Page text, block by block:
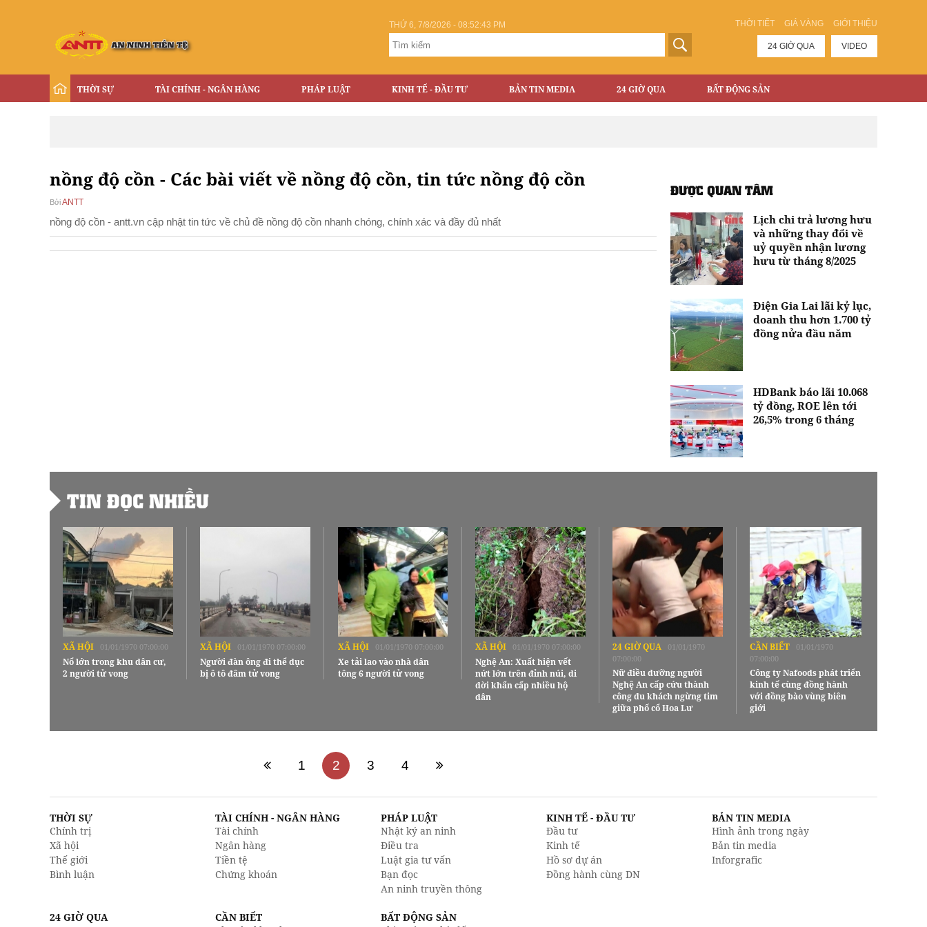
THỜI TIẾT GIÁ VÀNG GIỚI THIỆU
THỨ 6, 7/8/2026 - 08:52:43 PM
24 GIỜ QUA VIDEO
THỜI SỰ TÀI CHÍNH - NGÂN HÀNG PHÁP LUẬT KINH TẾ - ĐẦU TƯ BẢN TIN MEDIA 24 GIỜ QUA BẤT ĐỘNG SẢN
nồng độ cồn - Các bài viết về nồng độ cồn, tin tức nồng độ cồn
BởiANTT
nồng độ cồn - antt.vn cập nhật tin tức về chủ đề nồng độ cồn nhanh chóng, chính xác và đầy đủ nhất
ĐƯỢC QUAN TÂM
Lịch chi trả lương hưu
và những thay đổi về
uỷ quyền nhận lương
hưu từ tháng 8/2025
Điện Gia Lai lãi kỷ lục,
doanh thu hơn 1.700 tỷ
đồng nửa đầu năm
HDBank báo lãi 10.068
tỷ đồng, ROE lên tới
26,5% trong 6 tháng
TIN ĐỌC NHIỀU
XÃ HỘI 01/01/1970 07:00:00
Nổ lớn trong khu dân cư,
2 người tử vong
XÃ HỘI 01/01/1970 07:00:00
Người đàn ông đi thể dục
bị ô tô đâm tử vong
XÃ HỘI 01/01/1970 07:00:00
Xe tải lao vào nhà dân
tông 6 người tử vong
XÃ HỘI 01/01/1970 07:00:00
Nghệ An: Xuất hiện vết
nứt lớn trên đỉnh núi, di
dời khẩn cấp nhiều hộ
dân
24 GIỜ QUA
01/01/1970
07:00:00
Nữ điều dưỡng người
Nghệ An cấp cứu thành
công du khách ngừng tim
giữa phố cổ Hoa Lư
CẦN BIẾT
01/01/1970
07:00:00
Công ty Nafoods phát triển
kinh tế cùng đồng hành
với đồng bào vùng biên
giới
1 2 3 4
THỜI SỰ
Chính trị
Xã hội
Thế giới
Bình luận
TÀI CHÍNH - NGÂN HÀNG
Tài chính
Ngân hàng
Tiền tệ
Chứng khoán
PHÁP LUẬT
Nhật ký an ninh
Điều tra
Luật gia tư vấn
Bạn đọc
An ninh truyền thông
KINH TẾ - ĐẦU TƯ
Đầu tư
Kinh tế
Hồ sơ dự án
Đồng hành cùng DN
BẢN TIN MEDIA
Hình ảnh trong ngày
Bản tin media
Inforgrafic
24 GIỜ QUA
CẦN BIẾT
BẤT ĐỘNG SẢN